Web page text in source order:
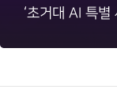
‘초거대 AI 특별